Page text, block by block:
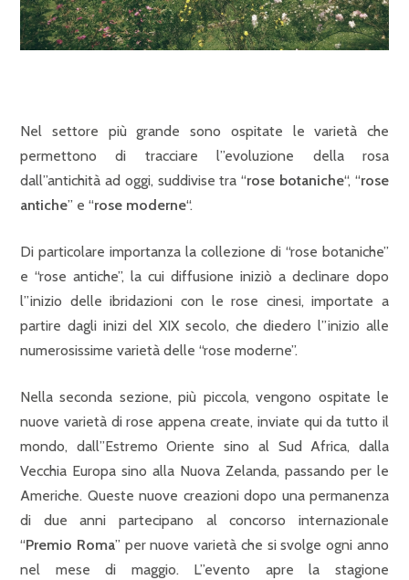
Nel settore più grande sono ospitate le varietà che
permettono di tracciare l”evoluzione della rosa
dall”antichità ad oggi, suddivise tra “rose botaniche“, “rose
antiche” e “rose moderne“.
Di particolare importanza la collezione di “rose botaniche”
e “rose antiche”, la cui diffusione iniziò a declinare dopo
l”inizio delle ibridazioni con le rose cinesi, importate a
partire dagli inizi del XIX secolo, che diedero l”inizio alle
numerosissime varietà delle “rose moderne”.
Nella seconda sezione, più piccola, vengono ospitate le
nuove varietà di rose appena create, inviate qui da tutto il
mondo, dall”Estremo Oriente sino al Sud Africa, dalla
Vecchia Europa sino alla Nuova Zelanda, passando per le
Americhe. Queste nuove creazioni dopo una permanenza
di due anni partecipano al concorso internazionale
“Premio Roma” per nuove varietà che si svolge ogni anno
nel mese di maggio. L”evento apre la stagione